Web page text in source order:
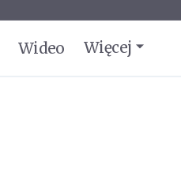
Wideo Więcej